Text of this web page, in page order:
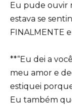
Eu pude ouvir
estava se
FINALMENTE
**“Eu dei a
meu amor e
estiquei
Eu também